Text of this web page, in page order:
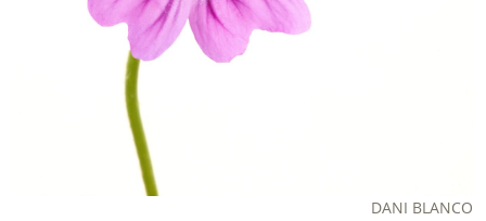
LURRAREN AGENDA
DANI BLANCO